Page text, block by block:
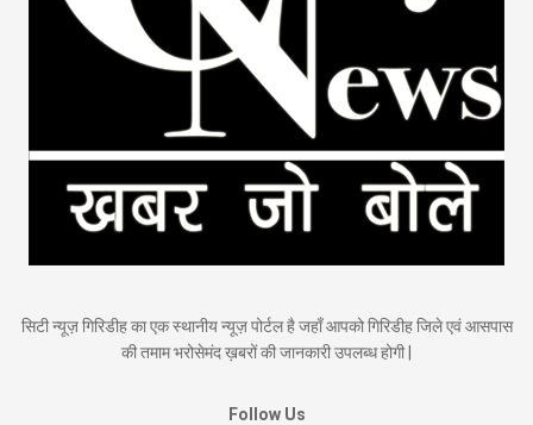
सिटी न्यूज़ गिरिडीह का एक स्थानीय न्यूज़ पोर्टल है जहाँ आपको गिरिडीह जिले एवं आसपास
की तमाम भरोसेमंद ख़बरों की जानकारी उपलब्ध होगी |
Follow Us